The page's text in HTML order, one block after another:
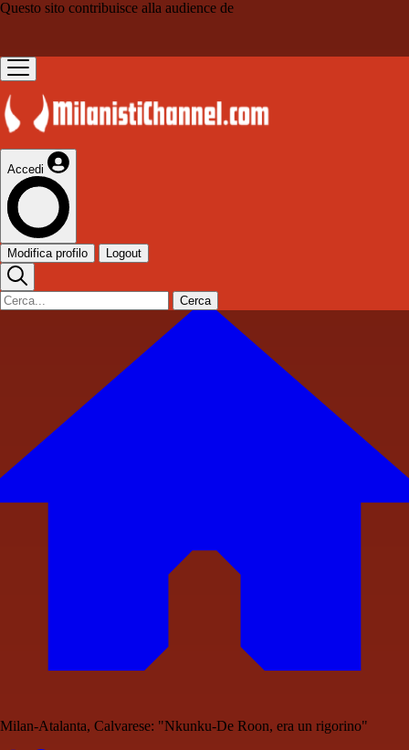
Questo sito contribuisce alla audience de
Accedi
Modifica profilo Logout
Cerca
Milan-Atalanta, Calvarese: "Nkunku-De Roon, era un rigorino"